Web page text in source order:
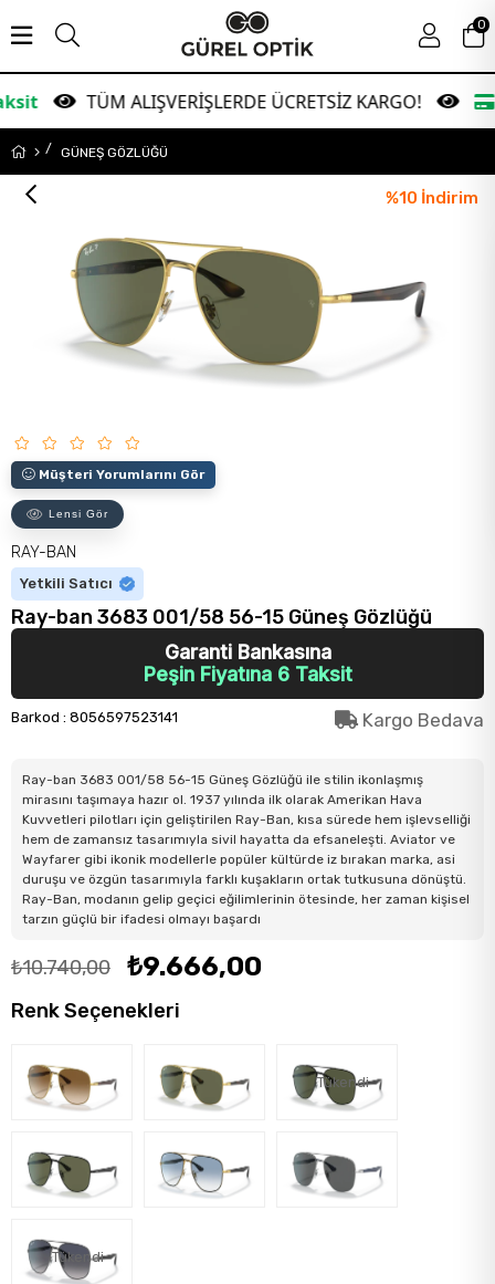
TÜM ALIŞVERİŞLERDE ÜCRETSİZ KARGO! Garanti
0
GÜNEŞ GÖZLÜĞÜ
%10 İndirim
Müşteri Yorumlarını Gör
Lensi Gör
RAY-BAN
Yetkili Satıcı
Ray-ban 3683 001/58 56-15 Güneş Gözlüğü
Garanti Bankasına
Peşin Fiyatına 6 Taksit
Barkod : 8056597523141 Kargo Bedava
Ray-ban 3683 001/58 56-15 Güneş Gözlüğü ile stilin ikonlaşmış
mirasını taşımaya hazır ol. 1937 yılında ilk olarak Amerikan Hava
Kuvvetleri pilotları için geliştirilen Ray-Ban, kısa sürede hem işlevselliği
hem de zamansız tasarımıyla sivil hayatta da efsaneleşti. Aviator ve
Wayfarer gibi ikonik modellerle popüler kültürde iz bırakan marka, asi
duruşu ve özgün tasarımıyla farklı kuşakların ortak tutkusuna dönüştü.
Ray-Ban, modanın gelip geçici eğilimlerinin ötesinde, her zaman kişisel
tarzın güçlü bir ifadesi olmayı başardı
₺10.740,00 ₺9.666,00
Renk Seçenekleri
Tükendi
Tükendi